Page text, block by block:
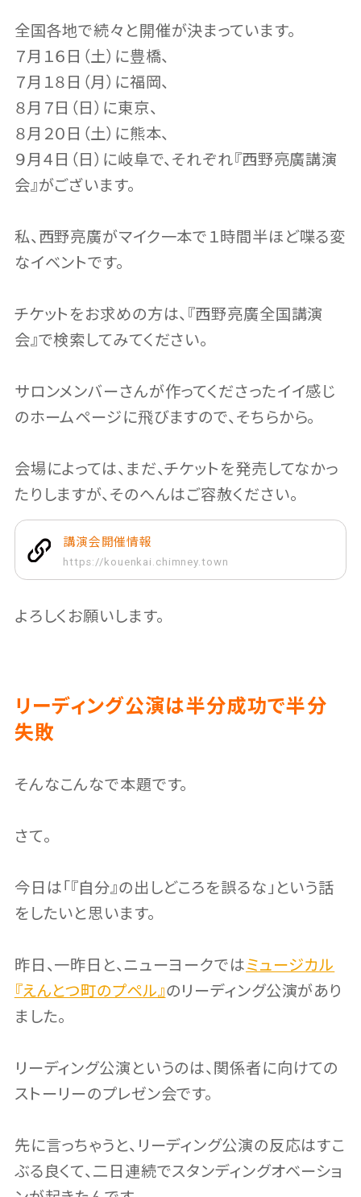
全国各地で続々と開催が決まっています。
７月１６日（土）に豊橋、
７月１８日（月）に福岡、
８月７日（日）に東京、
８月２０日（土）に熊本、
９月４日（日）に岐阜で、それぞれ『西野亮廣講演
会』がございます。
私、西野亮廣がマイク一本で１時間半ほど喋る変
なイベントです。
チケットをお求めの方は、『西野亮廣全国講演
会』で検索してみてください。
サロンメンバーさんが作ってくださったイイ感じ
のホームページに飛びますので、そちらから。
会場によっては、まだ、チケットを発売してなかっ
たりしますが、そのへんはご容赦ください。
講演会開催情報
https://kouenkai.chimney.town
よろしくお願いします。
リーディング公演は半分成功で半分
失敗
そんなこんなで本題です。
さて。
今日は「『自分』の出しどころを誤るな」という話
をしたいと思います。
昨日、一昨日と、ニューヨークではミュージカル
『えんとつ町のプペル』のリーディング公演があり
ました。
リーディング公演というのは、関係者に向けての
ストーリーのプレゼン会です。
先に言っちゃうと、リーディング公演の反応はすこ
ぶる良くて、二日連続でスタンディングオベーショ